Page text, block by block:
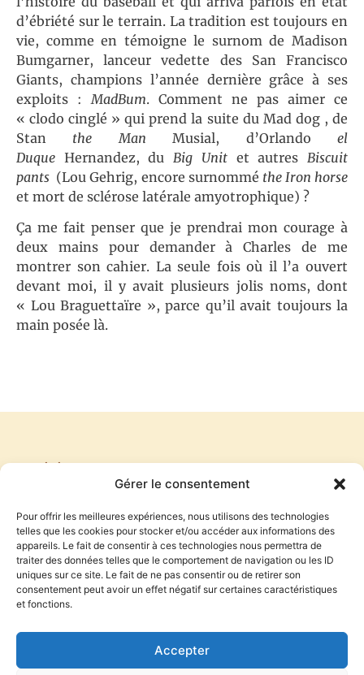
Gérer le consentement
Pour offrir les meilleures expériences, nous utilisons des technologies
telles que les cookies pour stocker et/ou accéder aux informations des
appareils. Le fait de consentir à ces technologies nous permettra de
traiter des données telles que le comportement de navigation ou les ID
uniques sur ce site. Le fait de ne pas consentir ou de retirer son
consentement peut avoir un effet négatif sur certaines caractéristiques
et fonctions.
Accepter
d’ébriété sur le terrain. La tradition est toujours en
vie, comme en témoigne le surnom de Madison
Bumgarner, lanceur vedette des San Francisco
Giants, champions l’année dernière grâce à ses
exploits : MadBum. Comment ne pas aimer ce
« clodo cinglé » qui prend la suite du Mad dog , de
Stan the Man Musial, d’Orlandoel
Duque Hernandez, du Big Unitet autres Biscuit
pants (Lou Gehrig, encore surnommé the Iron horse
et mort de sclérose latérale amyotrophique) ?
Ça me fait penser que je prendrai mon courage à
deux mains pour demander à Charles de me
montrer son cahier. La seule fois où il l’a ouvert
devant moi, il y avait plusieurs jolis noms, dont
« Lou Braguettaïre », parce qu’il avait toujours la
main posée là.
PRÉCÉDENT
INSIGNIFIANCE
SUIVANT
S'inscrire à la newsletter
En indiquant votre adresse mail ci-dessus, vous consentez à